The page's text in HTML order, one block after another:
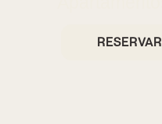
RESERVAR